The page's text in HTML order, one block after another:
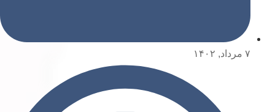
۷ مرداد, ۱۴۰۲